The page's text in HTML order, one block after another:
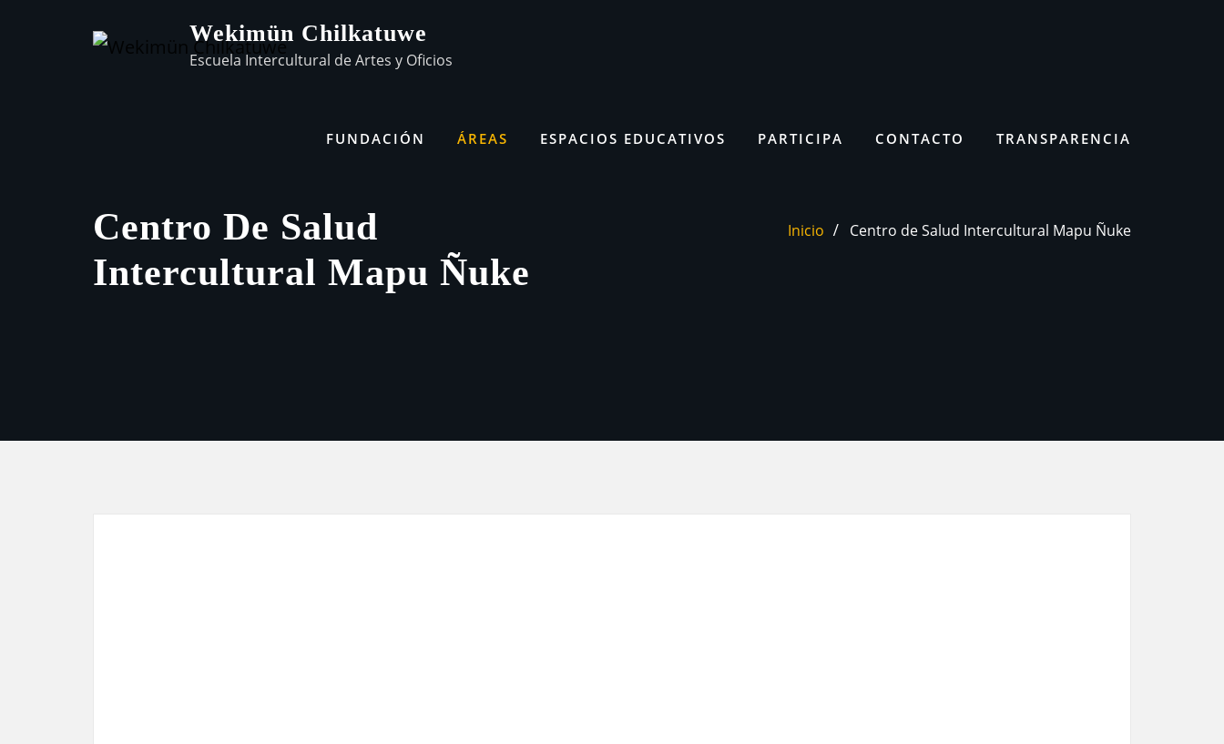
Wekimün Chilkatuwe
Escuela Intercultural de Artes y Oficios
FUNDACIÓN ÁREAS ESPACIOS EDUCATIVOS PARTICIPA CONTACTO TRANSPARENCIA
Centro De Salud
Intercultural Mapu Ñuke
Inicio Centro de Salud Intercultural Mapu Ñuke